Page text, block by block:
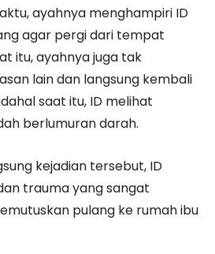
ayahnya menghampiri ID
agar pergi dari tempat
itu, ayahnya juga tak
lain dan langsung kembali
saat itu, ID melihat
berlumuran darah.
kejadian tersebut, ID
trauma yang sangat
pulang ke rumah ibu